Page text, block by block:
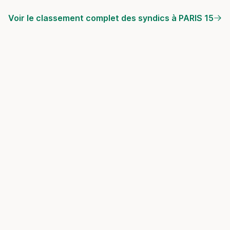
Voir le classement complet des syndics à PARIS 15